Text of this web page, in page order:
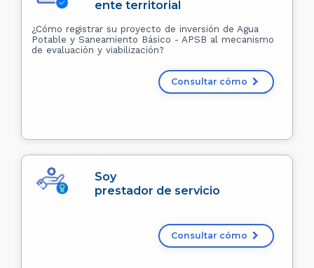
ente territorial
¿Cómo registrar su proyecto de inversión de Agua
Potable y Saneamiento Básico - APSB al mecanismo
de evaluación y viabilización?
Consultar cómo
Soy
prestador de servicio
Consultar cómo